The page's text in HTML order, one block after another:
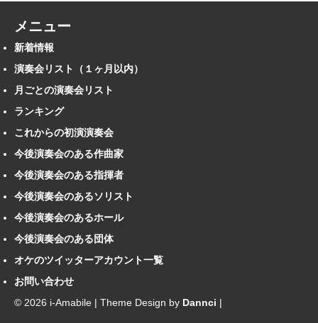
メニュー
新着情報
演奏会リスト（１ヶ月以内）
月ごとの演奏会リスト
ランキング
これからの初演演奏会
今後演奏会のある作曲家
今後演奏会のある指揮者
今後演奏会のあるソリスト
今後演奏会のあるホール
今後演奏会のある団体
オケのツイッターアカウント一覧
お問い合わせ
© 2026 i-Amabile | Theme Design by Dannci |